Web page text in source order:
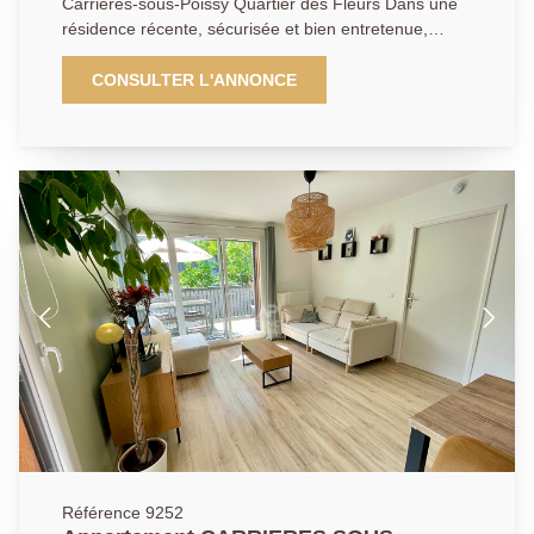
résidence récente, sécurisée et bien entretenue,
idéalement située à 20 minutes à pied de la gare RER
de Poissy (ou 7 minutes en bus), à proximité
immédiate des écoles et commerces. Découvrez cet
d'une cuisine américaine aménagée et équipée, d'une
chambre confortable, ainsi que d'une salle de bain et
de WC séparés. Une place de parking en sous-sol
complète ce bien. Idéal premier achat ou
investissement. AGENCE PRINCIPALE:
01.30.06.69.69 (Collaborateur salarié Y.B)
CONSULTER L'ANNONCE
Référence 9252